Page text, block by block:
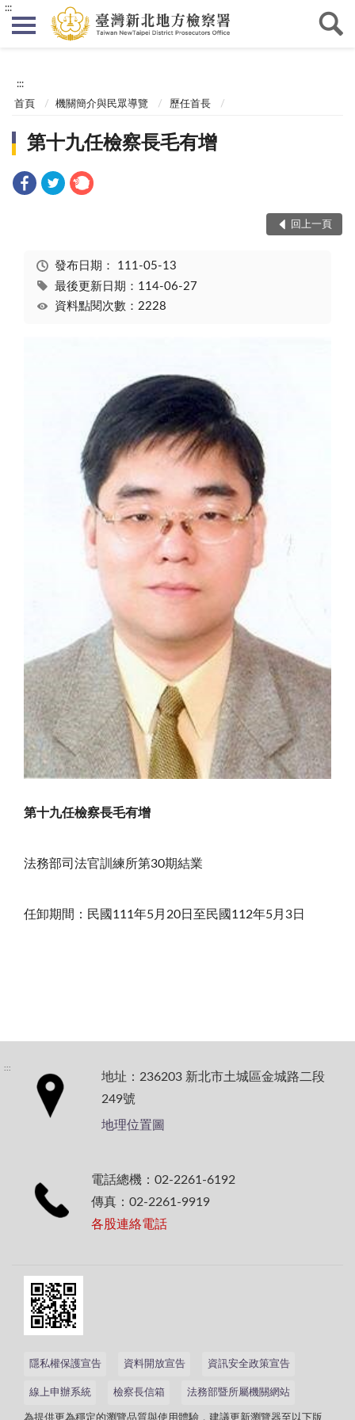
:::
:::
首頁 機關簡介與民眾導覽 歷任首長
第十九任檢察長毛有增
回上一頁
發布日期： 111-05-13
最後更新日期：114-06-27
資料點閱次數：2228
第十九任檢察長毛有增
法務部司法官訓練所第30期結業
任卸期間：民國111年5月20日至民國112年5月3日
:::
地址：236203 新北市土城區金城路二段
249號
地理位置圖
電話總機：02-2261-6192
傳真：02-2261-9919
各股連絡電話
隱私權保護宣告 資料開放宣告 資訊安全政策宣告
線上申辦系統 檢察長信箱 法務部暨所屬機關網站
為提供更為穩定的瀏覽品質與使用體驗，建議更新瀏覽器至以下版